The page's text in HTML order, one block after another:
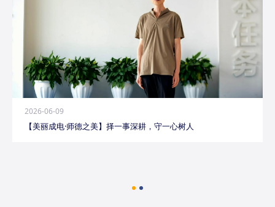
2026-06-09
【美丽成电·师德之美】择一事深耕，守一心树人